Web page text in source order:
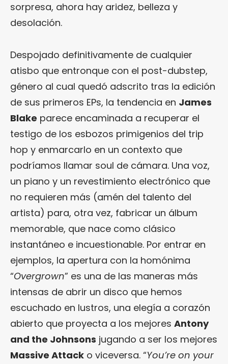
sorpresa, ahora hay aridez, belleza y
desolación.
Despojado definitivamente de cualquier
atisbo que entronque con el post-dubstep,
género al cual quedó adscrito tras la edición
de sus primeros EPs, la tendencia en James
Blake parece encaminada a recuperar el
testigo de los esbozos primigenios del trip
hop y enmarcarlo en un contexto que
podríamos llamar soul de cámara. Una voz,
un piano y un revestimiento electrónico que
no requieren más (amén del talento del
artista) para, otra vez, fabricar un álbum
memorable, que nace como clásico
instantáneo e incuestionable. Por entrar en
ejemplos, la apertura con la homónima
“Overgrown” es una de las maneras más
intensas de abrir un disco que hemos
escuchado en lustros, una elegía a corazón
abierto que proyecta a los mejores Antony
and the Johnsons jugando a ser los mejores
Massive Attack o viceversa. “You’re on your